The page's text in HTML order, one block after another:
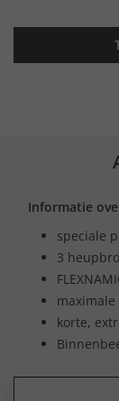
Informatie
speciale
3
korte,